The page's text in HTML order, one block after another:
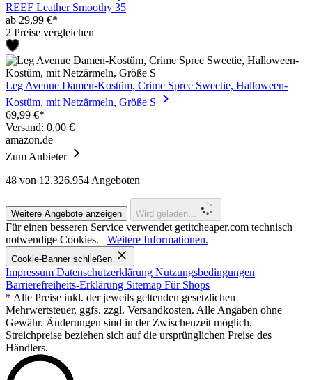
REEF Leather Smoothy 35
ab 29,99 €*
2 Preise vergleichen
Leg Avenue Damen-Kostüm, Crime Spree Sweetie, Halloween-
Kostüm, mit Netzärmeln, Größe S
69,99 €*
Versand: 0,00 €
amazon.de
Zum Anbieter
48 von 12.326.954 Angeboten
Weitere Angebote anzeigen Wird geladen...
Für einen besseren Service verwendet getitcheaper.com technisch
notwendige Cookies.
Weitere Informationen.
Cookie-Banner schließen
Impressum Datenschutzerklärung Nutzungsbedingungen
Barrierefreiheits-Erklärung Sitemap Für Shops
* Alle Preise inkl. der jeweils geltenden gesetzlichen
Mehrwertsteuer, ggfs. zzgl. Versandkosten. Alle Angaben ohne
Gewähr. Änderungen sind in der Zwischenzeit möglich.
Streichpreise beziehen sich auf die ursprünglichen Preise des
Händlers.